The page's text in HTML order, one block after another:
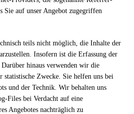
Sie auf unser Angebot zugegriffen
teils nicht möglich, die Inhalte der
Insofern ist die Erfassung der
hinaus verwenden wir die
Zwecke. Sie helfen uns bei
und der Technik. Wir behalten uns
Files bei Verdacht auf eine
Angebotes nachträglich zu